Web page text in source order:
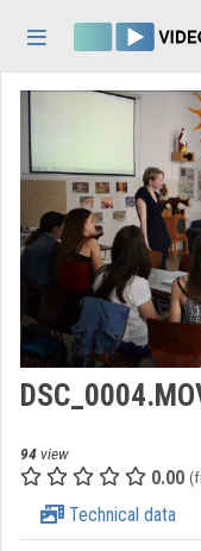
Discovery
Categories
Playlists
Organizations
Contributors
Appearance:
94 view
0.00
Technical data